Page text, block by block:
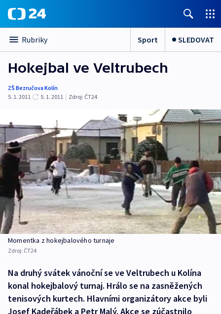
Rubriky Sport SLEDOVAT
Hokejbal ve Veltrubech
ZŠ Bezručova Kolín
5. 1. 2011
5. 1. 2011 | Zdroj: ČT24
Momentka z hokejbalového turnaje
Zdroj: ČT24
Na druhý svátek vánoční se ve Veltrubech u Kolína
konal hokejbalový turnaj. Hrálo se na zasněžených
tenisových kurtech. Hlavními organizátory akce byli
Josef Kadeřábek a Petr Malý. Akce se zúčastnilo